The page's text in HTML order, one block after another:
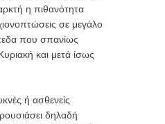
η πιθανότητα
σε μεγάλο
που σπανίως
και μετά ίσως
ή ασθενείς
δηλαδή